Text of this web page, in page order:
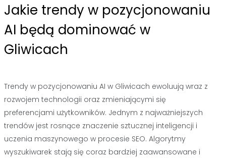
Jakie trendy w pozycjonowaniu
AI będą dominować w
Gliwicach
Trendy w pozycjonowaniu AI w Gliwicach ewoluują wraz z
rozwojem technologii oraz zmieniającymi się
preferencjami użytkowników. Jednym z najważniejszych
trendów jest rosnące znaczenie sztucznej inteligencji i
uczenia maszynowego w procesie SEO. Algorytmy
wyszukiwarek stają się coraz bardziej zaawansowane i